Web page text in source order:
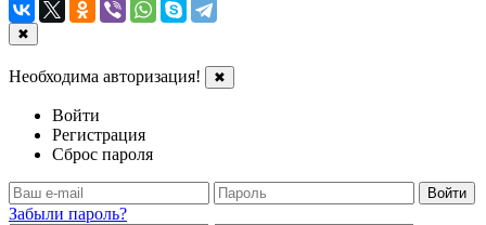
✖
Необходима авторизация! ✖
Войти
Регистрация
Сброс пароля
Войти
Забыли пароль?